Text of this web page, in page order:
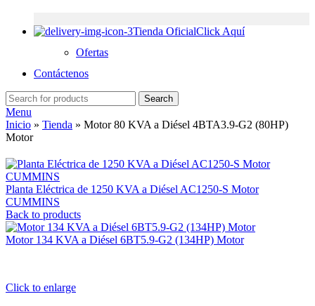
Tienda OficialClick Aquí
Ofertas
Contáctenos
Search
Menu
Inicio » Tienda » Motor 80 KVA a Diésel 4BTA3.9-G2 (80HP)
Motor
Planta Eléctrica de 1250 KVA a Diésel AC1250-S Motor
CUMMINS
Back to products
Motor 134 KVA a Diésel 6BT5.9-G2 (134HP) Motor
Click to enlarge